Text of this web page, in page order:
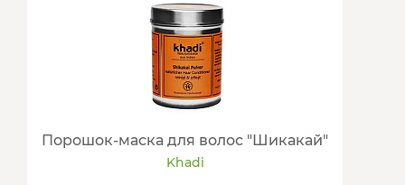
Порошок-маска для волос "Шикакай"
Khadi